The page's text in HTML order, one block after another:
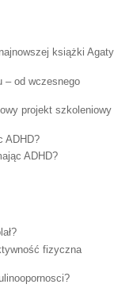
książki Agaty
– od wczesnego
projekt szkoleniowy
ADHD?
ADHD?
fizyczna